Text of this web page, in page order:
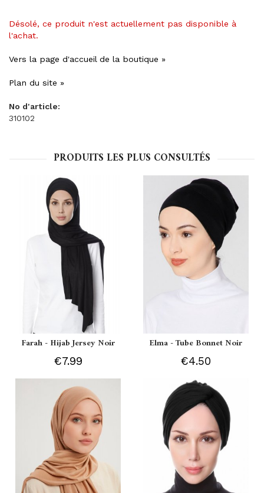
Désolé, ce produit n'est actuellement pas disponible à
l'achat.
Vers la page d'accueil de la boutique »
Plan du site »
No d'article:
310102
PRODUITS LES PLUS CONSULTÉS
Farah - Hijab Jersey Noir
€7.99
Elma - Tube Bonnet Noir
€4.50